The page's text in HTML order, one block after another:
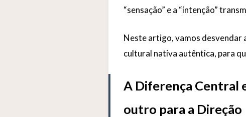
“sensação” e a “intenção”
Neste artigo, vamos desvendar
cultural nativa autêntica, para
A Diferença Central
outro para a Direção